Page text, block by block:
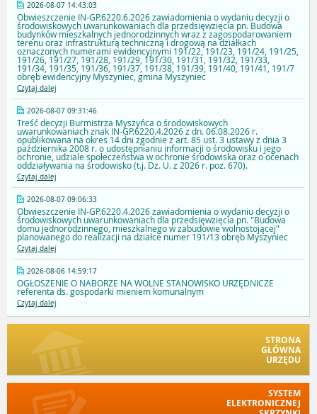
2026-08-07 14:43:03
Obwieszczenie IN-GP.6220.6.2026 zawiadomienia o wydaniu decyzji o
środowiskowych uwarunkowaniach dla przedsięwzięcia pn. Budowa
budynków mieszkalnych jednorodzinnych wraz z zagospodarowaniem
terenu oraz infrastrukturą techniczną i drogową na działkach
oznaczonych numerami ewidencyjnymi 191/22, 191/23, 191/24, 191/25,
191/26, 191/27, 191/28, 191/29, 191/30, 191/31, 191/32, 191/33,
191/34, 191/35, 191/36, 191/37, 191/38, 191/39, 191/40, 191/41, 191/7
obręb ewidencyjny Myszyniec, gmina Myszyniec
Czytaj dalej
2026-08-07 09:31:46
Treść decyzji Burmistrza Myszyńca o środowiskowych
uwarunkowaniach znak IN-GP.6220.4.2026 z dn. 06.08.2026 r.
opublikowana na okres 14 dni zgodnie z art. 85 ust. 3 ustawy z dnia 3
października 2008 r. o udostępnianiu informacji o środowisku i jego
ochronie, udziale społeczeństwa w ochronie środowiska oraz o ocenach
oddziaływania na środowisko (t.j. Dz. U. z 2026 r. poz. 670).
Czytaj dalej
2026-08-07 09:06:33
Obwieszczenie IN-GP.6220.4.2026 zawiadomienia o wydaniu decyzji o
środowiskowych uwarunkowaniach dla przedsięwzięcia pn. "Budowa
domu jednorodzinnego, mieszkalnego w zabudowie wolnostojącej"
planowanego do realizacji na działce numer 191/13 obręb Myszyniec
Czytaj dalej
2026-08-06 14:59:17
OGŁOSZENIE O NABORZE NA WOLNE STANOWISKO URZĘDNICZE
referenta ds. gospodarki mieniem komunalnym
Czytaj dalej
STRONA
GŁÓWNA
URZĘDU
SYSTEM
ELEKTRONICZNEJ